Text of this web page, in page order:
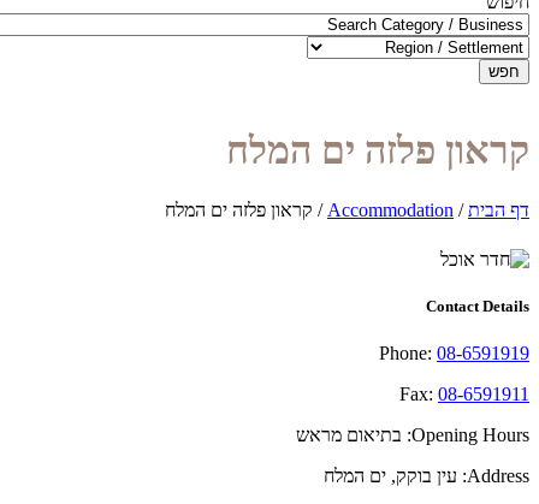
חפש
קראון פלזה ים המלח
דף הבית/
Accommodation
/ קראון פלזה ים המלח
Contact Details
Phone: 08-6591919
Fax: 08-6591911
Opening Hours: בתיאום מראש
Address: עין בוקק, ים המלח